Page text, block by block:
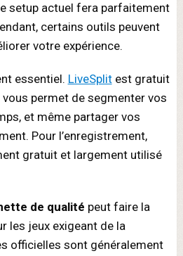
setup actuel fera parfaitement
certains outils peuvent
votre expérience.
essentiel. LiveSplitest gratuit
permet de segmenter vos
et même partager vos
Pour l’enregistrement,
gratuit et largement utilisé
de qualité peut faire la
les jeux exigeant de la
officielles sont généralement